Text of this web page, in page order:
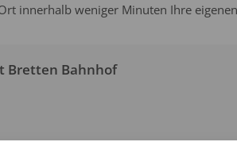
innerhalb weniger Minuten Ihre
Bretten Bahnhof